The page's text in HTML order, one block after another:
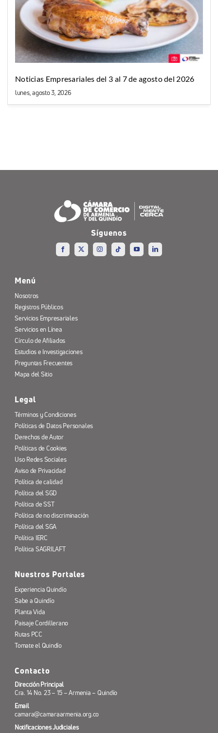
Noticias Empresariales del 3 al 7 de agosto del 2026
lunes, agosto 3, 2026
Síguenos
Menú
Nosotros
Registros Públicos
Servicios Empresariales
Servicios en Línea
Círculo de Afiliados
Estudios e Investigaciones
Preguntas Frecuentes
Mapa del Sitio
Legal
Términos y Condiciones
Políticas de Datos Personales
Derechos de Autor
Políticas de Cookies
Uso Redes Sociales
Aviso de Privacidad
Política de calidad
Política del SGD
Política de SST
Política de no discriminación
Política del SGA
Política IERC
Política SAGRILAFT
Nuestros Portales
Experiencia Quindío
Sabe a Quindío
Planta Vida
Paisaje Cordillerano
Rutas PCC
Tomate el Quindío
Contacto
Dirección Principal
Cra. 14 No. 23 – 15 – Armenia – Quindío
Email
camara@camaraarmenia.org.co
Notificaciones Judiciales